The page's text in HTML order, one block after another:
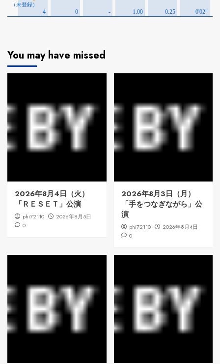
You may have missed
2026年8月4日（火）
「ＲＥＳＥＴ」公演
phi72110
2026年8月5日
0
2026年8月3日（月）
「手をつなぎながら」公
演
phi72110
2026年8月4日
0